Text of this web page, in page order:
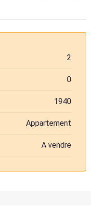
2
0
1940
Appartement
A vendre